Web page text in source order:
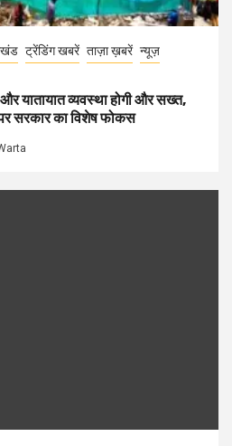
ट्रेंडिंग खबरें ताज़ा ख़बरें न्यूज़
और यातायात व्यवस्था होगी और सख्त,
सरकार का विशेष फोकस